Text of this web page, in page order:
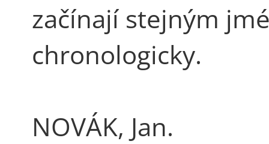
začínají stejným
chronologicky.
NOVÁK, Jan.